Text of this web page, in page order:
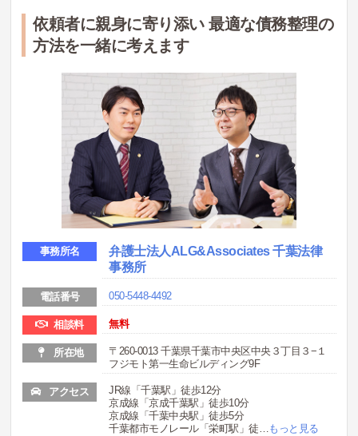
依頼者に親身に寄り添い 最適な債務整理の
方法を一緒に考えます
事務所名
弁護士法人ALG&Associates 千葉法律
事務所
電話番号 050-5448-4492
相談料 無料
所在地
〒260-0013 千葉県千葉市中央区中央３丁目３−１
フジモト第一生命ビルディング9F
アクセス
JR線「千葉駅」徒歩12分
京成線「京成千葉駅」徒歩10分
京成線「千葉中央駅」徒歩5分
千葉都市モノレール「栄町駅」徒…もっと見る